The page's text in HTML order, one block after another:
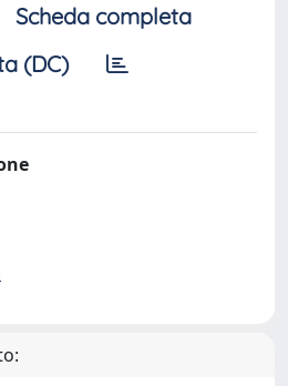
Scheda completa
(DC)